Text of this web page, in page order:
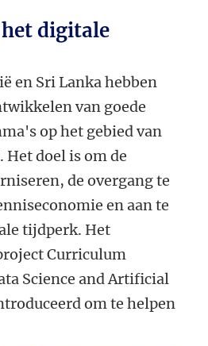
digitale
en Sri Lanka hebben
van goede
op het gebied van
Het doel is om de
de overgang te
en aan te
tijdperk. Het
Curriculum
Science and Artificial
om te helpen